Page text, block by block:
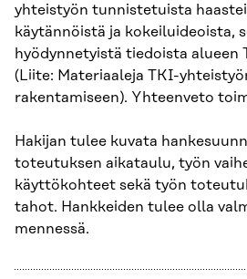
yhteistyön tunnistetuista
käytännöistä ja kokeiluideoista,
hyödynnetyistä tiedoista alueen
(Liite: Materiaaleja TKI-
rakentamiseen). Yhteenveto
Hakijan tulee kuvata
toteutuksen aikataulu, työn
käyttökohteet sekä työn
tahot. Hankkeiden tulee olla
mennessä.